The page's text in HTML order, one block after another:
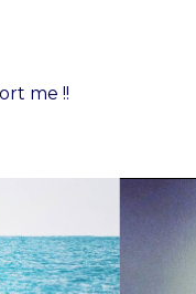
me !!